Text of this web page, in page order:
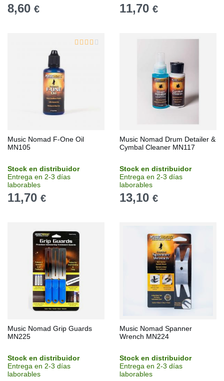
8,60 € 11,70 €
Music Nomad F-One Oil
MN105
Stock en distribuidor
Entrega en 2-3 días
laborables
11,70 €
Music Nomad Drum Detailer &
Cymbal Cleaner MN117
Stock en distribuidor
Entrega en 2-3 días
laborables
13,10 €
Music Nomad Grip Guards
MN225
Stock en distribuidor
Entrega en 2-3 días
laborables
Music Nomad Spanner
Wrench MN224
Stock en distribuidor
Entrega en 2-3 días
laborables